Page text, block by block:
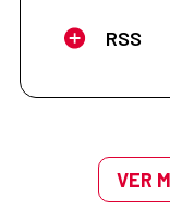
RSS
VER